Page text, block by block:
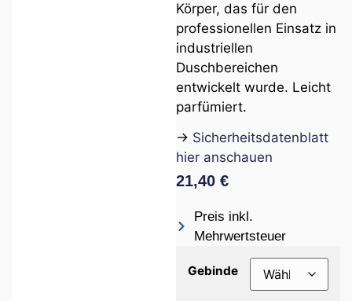
Körper, das für den
professionellen Einsatz in
industriellen
Duschbereichen
entwickelt wurde. Leicht
parfümiert.
→ Sicherheitsdatenblatt
hier anschauen
21,40 €
Preis inkl.
Mehrwertsteuer
Gebinde